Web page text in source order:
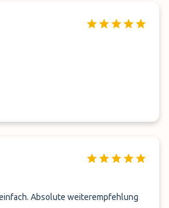
Absolute weiterempfehlung